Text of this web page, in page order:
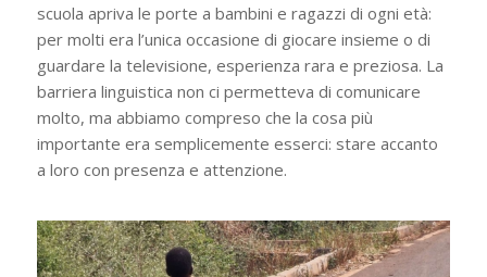
scuola apriva le porte a bambini e ragazzi di ogni età:
per molti era l’unica occasione di giocare insieme o di
guardare la televisione, esperienza rara e preziosa. La
barriera linguistica non ci permetteva di comunicare
molto, ma abbiamo compreso che la cosa più
importante era semplicemente esserci: stare accanto
a loro con presenza e attenzione.